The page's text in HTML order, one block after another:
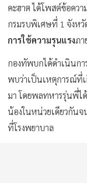
คะฮาต ได้โพสต์ข้อควา
กรมรบพิเศษที่ 1 จังห
การใช้ความรุนแรงภ
กองทัพบกได้ดำเนินกา
พบว่าเป็นเหตุการณ์ที่
มา โดยพลทหารรุ่นพี่ไ
น้องในหน่วยเดียวกันจ
ที่โรงพยาบาล